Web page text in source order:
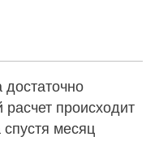
достаточно
происходит
спустя месяц